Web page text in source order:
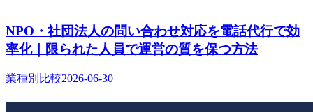
NPO・社団法人の問い合わせ対応を電話代行で効
率化｜限られた人員で運営の質を保つ方法
業種別比較2026-06-30